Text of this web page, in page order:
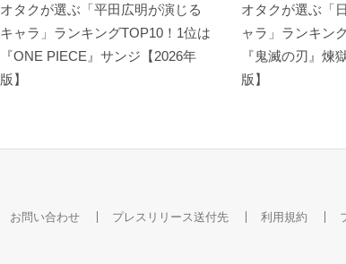
オタクが選ぶ「平田広明が演じる
キャラ」ランキングTOP10！1位は
『ONE PIECE』サンジ【2026年
版】
オタクが選ぶ「
ャラ」ランキン
『鬼滅の刃』煉󠄁
版】
お問い合わせ プレスリリース送付先 利用規約